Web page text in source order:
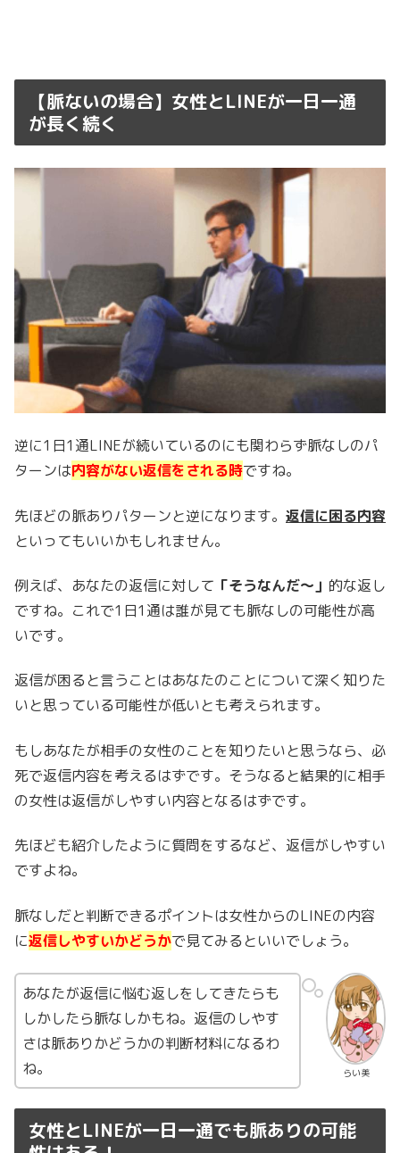
【脈ないの場合】女性とLINEが一日一通
が長く続く
逆に1日1通LINEが続いているのにも関わらず脈なしのパ
ターンは内容がない返信をされる時ですね。
先ほどの脈ありパターンと逆になります。 返信に困る内容
といってもいいかもしれません。
例えば、あなたの返信に対して 「そうなんだ〜」 的な返し
ですね。これで1日1通は誰が見ても脈なしの可能性が高
いです。
返信が困ると言うことはあなたのことについて深く知りた
いと思っている可能性が低いとも考えられます。
もしあなたが相手の女性のことを知りたいと思うなら、必
死で返信内容を考えるはずです。そうなると結果的に相手
の女性は返信がしやすい内容となるはずです。
先ほども紹介したように質問をするなど、返信がしやすい
ですよね。
脈なしだと判断できるポイントは女性からのLINEの内容
に返信しやすいかどうかで見てみるといいでしょう。
らい美
あなたが返信に悩む返しをしてきたらも
しかしたら脈なしかもね。返信のしやす
さは脈ありかどうかの判断材料になるわ
ね。
女性とLINEが一日一通でも脈ありの可能